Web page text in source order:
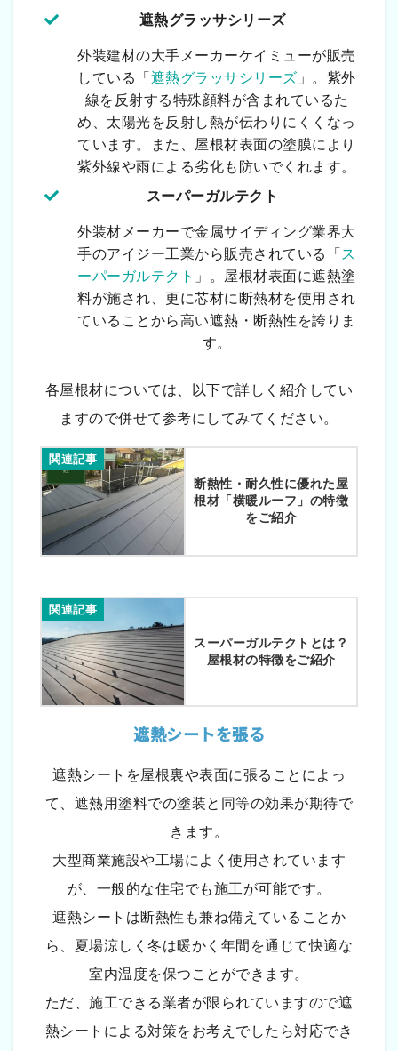
遮熱グラッサシリーズ
外装建材の大手メーカーケイミューが販売
している「 遮熱グラッサシリーズ 」。紫外
線を反射する特殊顔料が含まれているた
め、太陽光を反射し熱が伝わりにくくなっ
ています。また、屋根材表面の塗膜により
紫外線や雨による劣化も防いでくれます。
スーパーガルテクト
外装材メーカーで金属サイディング業界大
手のアイジー工業から販売されている「 ス
ーパーガルテクト 」。屋根材表面に遮熱塗
料が施され、更に芯材に断熱材を使用され
ていることから高い遮熱・断熱性を誇りま
す。
各屋根材については、以下で詳しく紹介してい
ますので併せて参考にしてみてください。
関連記事
断熱性・耐久性に優れた屋
根材「横暖ルーフ」の特徴
をご紹介
関連記事
スーパーガルテクトとは？
屋根材の特徴をご紹介
遮熱シートを張る
遮熱シートを屋根裏や表面に張ることによっ
て、遮熱用塗料での塗装と同等の効果が期待で
きます。
大型商業施設や工場によく使用されています
が、一般的な住宅でも施工が可能です。
遮熱シートは断熱性も兼ね備えていることか
ら、夏場涼しく冬は暖かく年間を通じて快適な
室内温度を保つことができます。
ただ、施工できる業者が限られていますので遮
熱シートによる対策をお考えでしたら対応でき